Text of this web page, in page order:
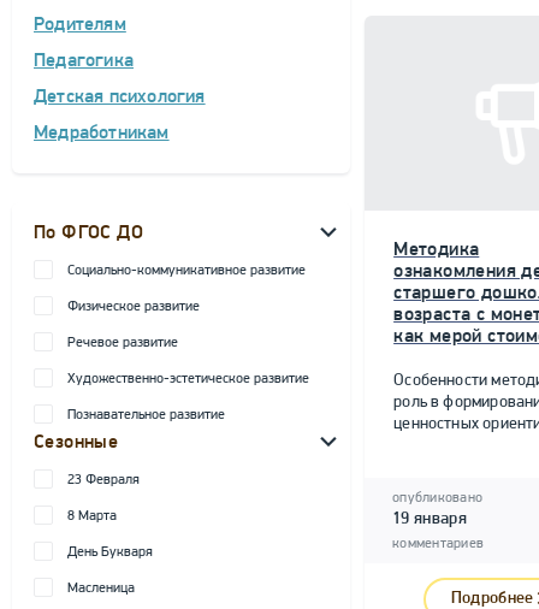
Родителям
Педагогика
Детская психология
Медработникам
По ФГОС ДО
Социально-коммуникативное развитие
Физическое развитие
Речевое развитие
Художественно-эстетическое развитие
Познавательное развитие
Сезонные
23 Февраля
8 Марта
День Букваря
Масленица
Методика
ознакомления
старшего
возраста с
как мерой
Особенности
роль в
ценностных
опубликовано
19 января
комментариев
Подробнее